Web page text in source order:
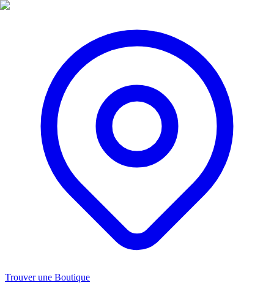
Trouver une Boutique